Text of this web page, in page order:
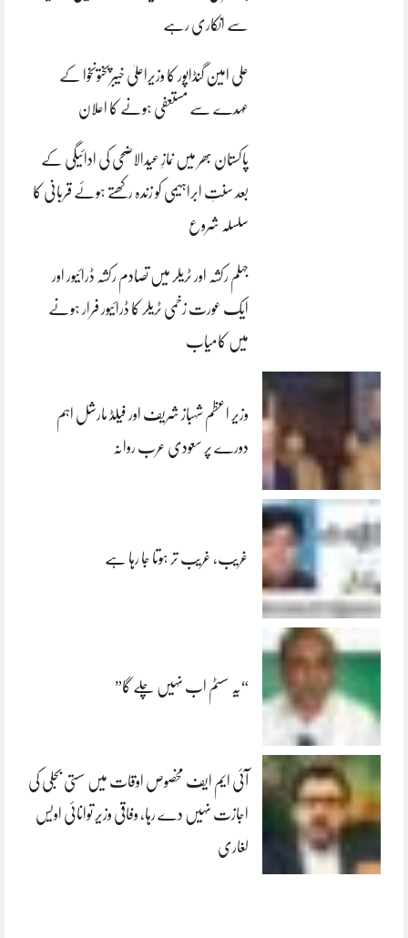
سے انکاری رہے
علی امین گنڈاپور کا وزیراعلیٰ خیبرپختونخوا کے
عہدے سے مستعفی ہونے کا اعلان
پاکستان بھر میں نمازِ عیدالاضحی کی ادائیگی کے
بعد سنتِ ابراہیمی کو زندہ رکھتے ہوئے قربانی کا
سلسلہ شروع
جہلم رکشہ اور ٹریلر میں تصادم رکشہ ڈرائیور اور
ایک عورت زخمی ٹریلر کا ڈرائیور فرار ہونے
میں کامیاب
وزیر اعظم شہباز شریف اور فیلڈ مارشل اہم
دورے پر سعودی عرب روانہ
غریب، غریب تر ہوتا جا رہا ہے
“یہ سسٹم اب نہیں چلے گا”
آئی ایم ایف مخصوص اوقات میں سستی بجلی کی
اجازت نہیں دے رہا، وفاقی وزیر توانائی اویس
لغاری